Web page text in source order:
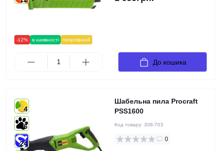
-12% в наявності популярний
До кошика
4
6
24
Шабельна пила Procraft
PSS1600
Код товару: 308-703
0